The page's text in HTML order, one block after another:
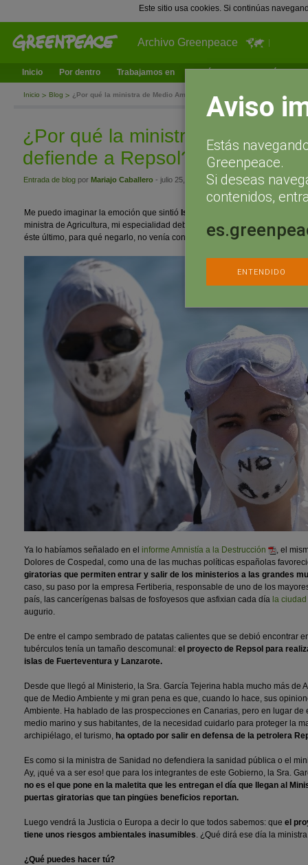
Este sitio usa cookies. Si continúas
Archivo Greenpeace
Inicio Por dentro Trabajamos en ¿Qué puedes hacer tú?
Inicio Blog ¿Por qué la ministra de Medio Ambiente defiende a Repsol?
¿Por qué la ministra de Medio
defiende a Repsol?
Entrada de blog por Mariajo Caballero - julio 25, 2014 a las 10:49
Me puedo imaginar la emoción que sintió Isabel García Tejerina
ministra de Agricultura, mi especialidad debió decir; Alimentación, un tema
éste último, para qué negarlo, no venía con la mejor carta de
Ya lo habíamos señalado en el informe Amnistía a la Destrucción
, el
Dolores de Cospedal, como una de las muchas políticas españolas
giratorias que permiten entrar y salir de los ministerios a las grandes
caso, su paso por la empresa Fertiberia, responsable de uno de los
país, las cancerígenas balsas de fosfoyesos que asfixian cada día la
augurio.
De entre el campo sembrado de patatas calientes que se debió encontrar
tubérculos tenía un tamaño descomunal: el proyecto de Repsol para
islas de Fuerteventura y Lanzarote.
Desde que llegó al Ministerio, la Sra. García Tejerina habla mucho más de
que de Medio Ambiente y mi gran pena es que, cuando lo hace, sus
Ambiente. Ha hablado de las prospecciones en Canarias, pero en lugar
medio marino y sus habitantes, de la necesidad cuidarlo para proteger la
archipiélago, el turismo, ha optado por salir en defensa de la petrolera
Es como si la ministra de Sanidad no defendiera la sanidad pública o el
Ay, ¡qué va a ser eso! que para los integrantes de este Gobierno, la Sra.
no es el que pone en la maletita que les entregan el día que llegan al
puertas giratorias que tan pingües beneficios reportan.
Luego vendrá la Justicia o Europa a decir lo que todos sabemos: que el
tiene unos riesgos ambientales inasumibles. ¿Qué dirá ese día la
¿Qué puedes hacer tú?
Aviso
Estás
Greenpeace.
Si deseas
contenidos,
ENTENDIDO